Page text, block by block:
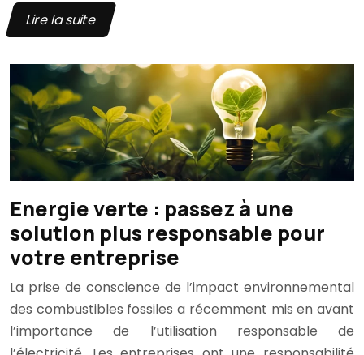
Lire la suite
Energie verte : passez à une
solution plus responsable pour
votre entreprise
La prise de conscience de l’impact environnemental
des combustibles fossiles a récemment mis en avant
l’importance de l’utilisation responsable de